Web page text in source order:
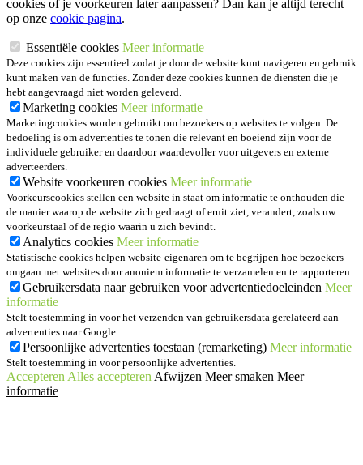
cookies of je voorkeuren later aanpassen? Dan kan je altijd terecht
op onze cookie pagina.
Essentiële cookies Meer informatie
Deze cookies zijn essentieel zodat je door de website kunt navigeren en gebruik
kunt maken van de functies. Zonder deze cookies kunnen de diensten die je
hebt aangevraagd niet worden geleverd.
Marketing cookies Meer informatie
Marketingcookies worden gebruikt om bezoekers op websites te volgen. De
bedoeling is om advertenties te tonen die relevant en boeiend zijn voor de
individuele gebruiker en daardoor waardevoller voor uitgevers en externe
adverteerders.
Website voorkeuren cookies Meer informatie
Voorkeurscookies stellen een website in staat om informatie te onthouden die
de manier waarop de website zich gedraagt of eruit ziet, verandert, zoals uw
voorkeurstaal of de regio waarin u zich bevindt.
Analytics cookies Meer informatie
Statistische cookies helpen website-eigenaren om te begrijpen hoe bezoekers
omgaan met websites door anoniem informatie te verzamelen en te rapporteren.
Gebruikersdata naar gebruiken voor advertentiedoeleinden Meer
informatie
Stelt toestemming in voor het verzenden van gebruikersdata gerelateerd aan
advertenties naar Google.
Persoonlijke advertenties toestaan (remarketing) Meer informatie
Stelt toestemming in voor persoonlijke advertenties.
Accepteren Alles accepteren Afwijzen Meer smaken Meer
informatie